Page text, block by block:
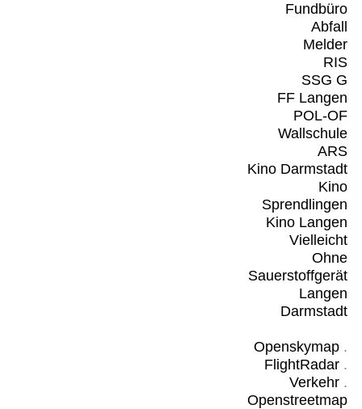
Fundbüro
Abfall
Melder
RIS
SSG G
FF Langen
POL-OF
Wallschule
ARS
Kino Darmstadt
Kino
Sprendlingen
Kino Langen
Vielleicht
Ohne
Sauerstoffgerät
Langen
Darmstadt
Openskymap.
FlightRadar.
Verkehr.
Openstreetmap